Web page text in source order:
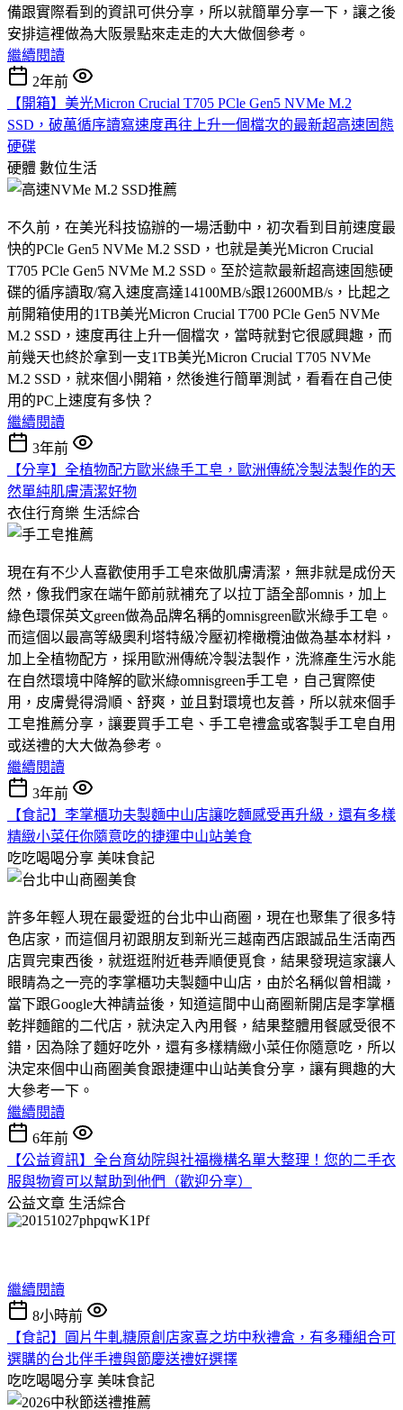
備跟實際看到的資訊可供分享，所以就簡單分享一下，讓之後
安排這裡做為大阪景點來走走的大大做個參考。
繼續閱讀
2年前
【開箱】美光Micron Crucial T705 PCle Gen5 NVMe M.2
SSD，破萬循序讀寫速度再往上升一個檔次的最新超高速固態
硬碟
硬體 數位生活
不久前，在美光科技協辦的一場活動中，初次看到目前速度最
快的PCle Gen5 NVMe M.2 SSD，也就是美光Micron Crucial
T705 PCle Gen5 NVMe M.2 SSD。至於這款最新超高速固態硬
碟的循序讀取/寫入速度高達14100MB/s跟12600MB/s，比起之
前開箱使用的1TB美光Micron Crucial T700 PCle Gen5 NVMe
M.2 SSD，速度再往上升一個檔次，當時就對它很感興趣，而
前幾天也終於拿到一支1TB美光Micron Crucial T705 NVMe
M.2 SSD，就來個小開箱，然後進行簡單測試，看看在自己使
用的PC上速度有多快？
繼續閱讀
3年前
【分享】全植物配方歐米綠手工皂，歐洲傳統冷製法製作的天
然單純肌膚清潔好物
衣住行育樂 生活綜合
現在有不少人喜歡使用手工皂來做肌膚清潔，無非就是成份天
然，像我們家在端午節前就補充了以拉丁語全部omnis，加上
綠色環保英文green做為品牌名稱的omnisgreen歐米綠手工皂。
而這個以最高等級奧利塔特級冷壓初榨橄欖油做為基本材料，
加上全植物配方，採用歐洲傳統冷製法製作，洗滌產生污水能
在自然環境中降解的歐米綠omnisgreen手工皂，自己實際使
用，皮膚覺得滑順、舒爽，並且對環境也友善，所以就來個手
工皂推薦分享，讓要買手工皂、手工皂禮盒或客製手工皂自用
或送禮的大大做為參考。
繼續閱讀
3年前
【食記】李掌櫃功夫製麵中山店讓吃麵感受再升級，還有多樣
精緻小菜任你隨意吃的捷運中山站美食
吃吃喝喝分享 美味食記
許多年輕人現在最愛逛的台北中山商圈，現在也聚集了很多特
色店家，而這個月初跟朋友到新光三越南西店跟誠品生活南西
店買完東西後，就逛逛附近巷弄順便覓食，結果發現這家讓人
眼睛為之一亮的李掌櫃功夫製麵中山店，由於名稱似曾相識，
當下跟Google大神請益後，知道這間中山商圈新開店是李掌櫃
乾拌麵館的二代店，就決定入內用餐，結果整體用餐感受很不
錯，因為除了麵好吃外，還有多樣精緻小菜任你隨意吃，所以
決定來個中山商圈美食跟捷運中山站美食分享，讓有興趣的大
大參考一下。
繼續閱讀
6年前
【公益資訊】全台育幼院與社福機構名單大整理！您的二手衣
服與物資可以幫助到他們（歡迎分享）
公益文章 生活綜合
繼續閱讀
8小時前
【食記】圓片牛軋糖原創店家喜之坊中秋禮盒，有多種組合可
選購的台北伴手禮與節慶送禮好選擇
吃吃喝喝分享 美味食記